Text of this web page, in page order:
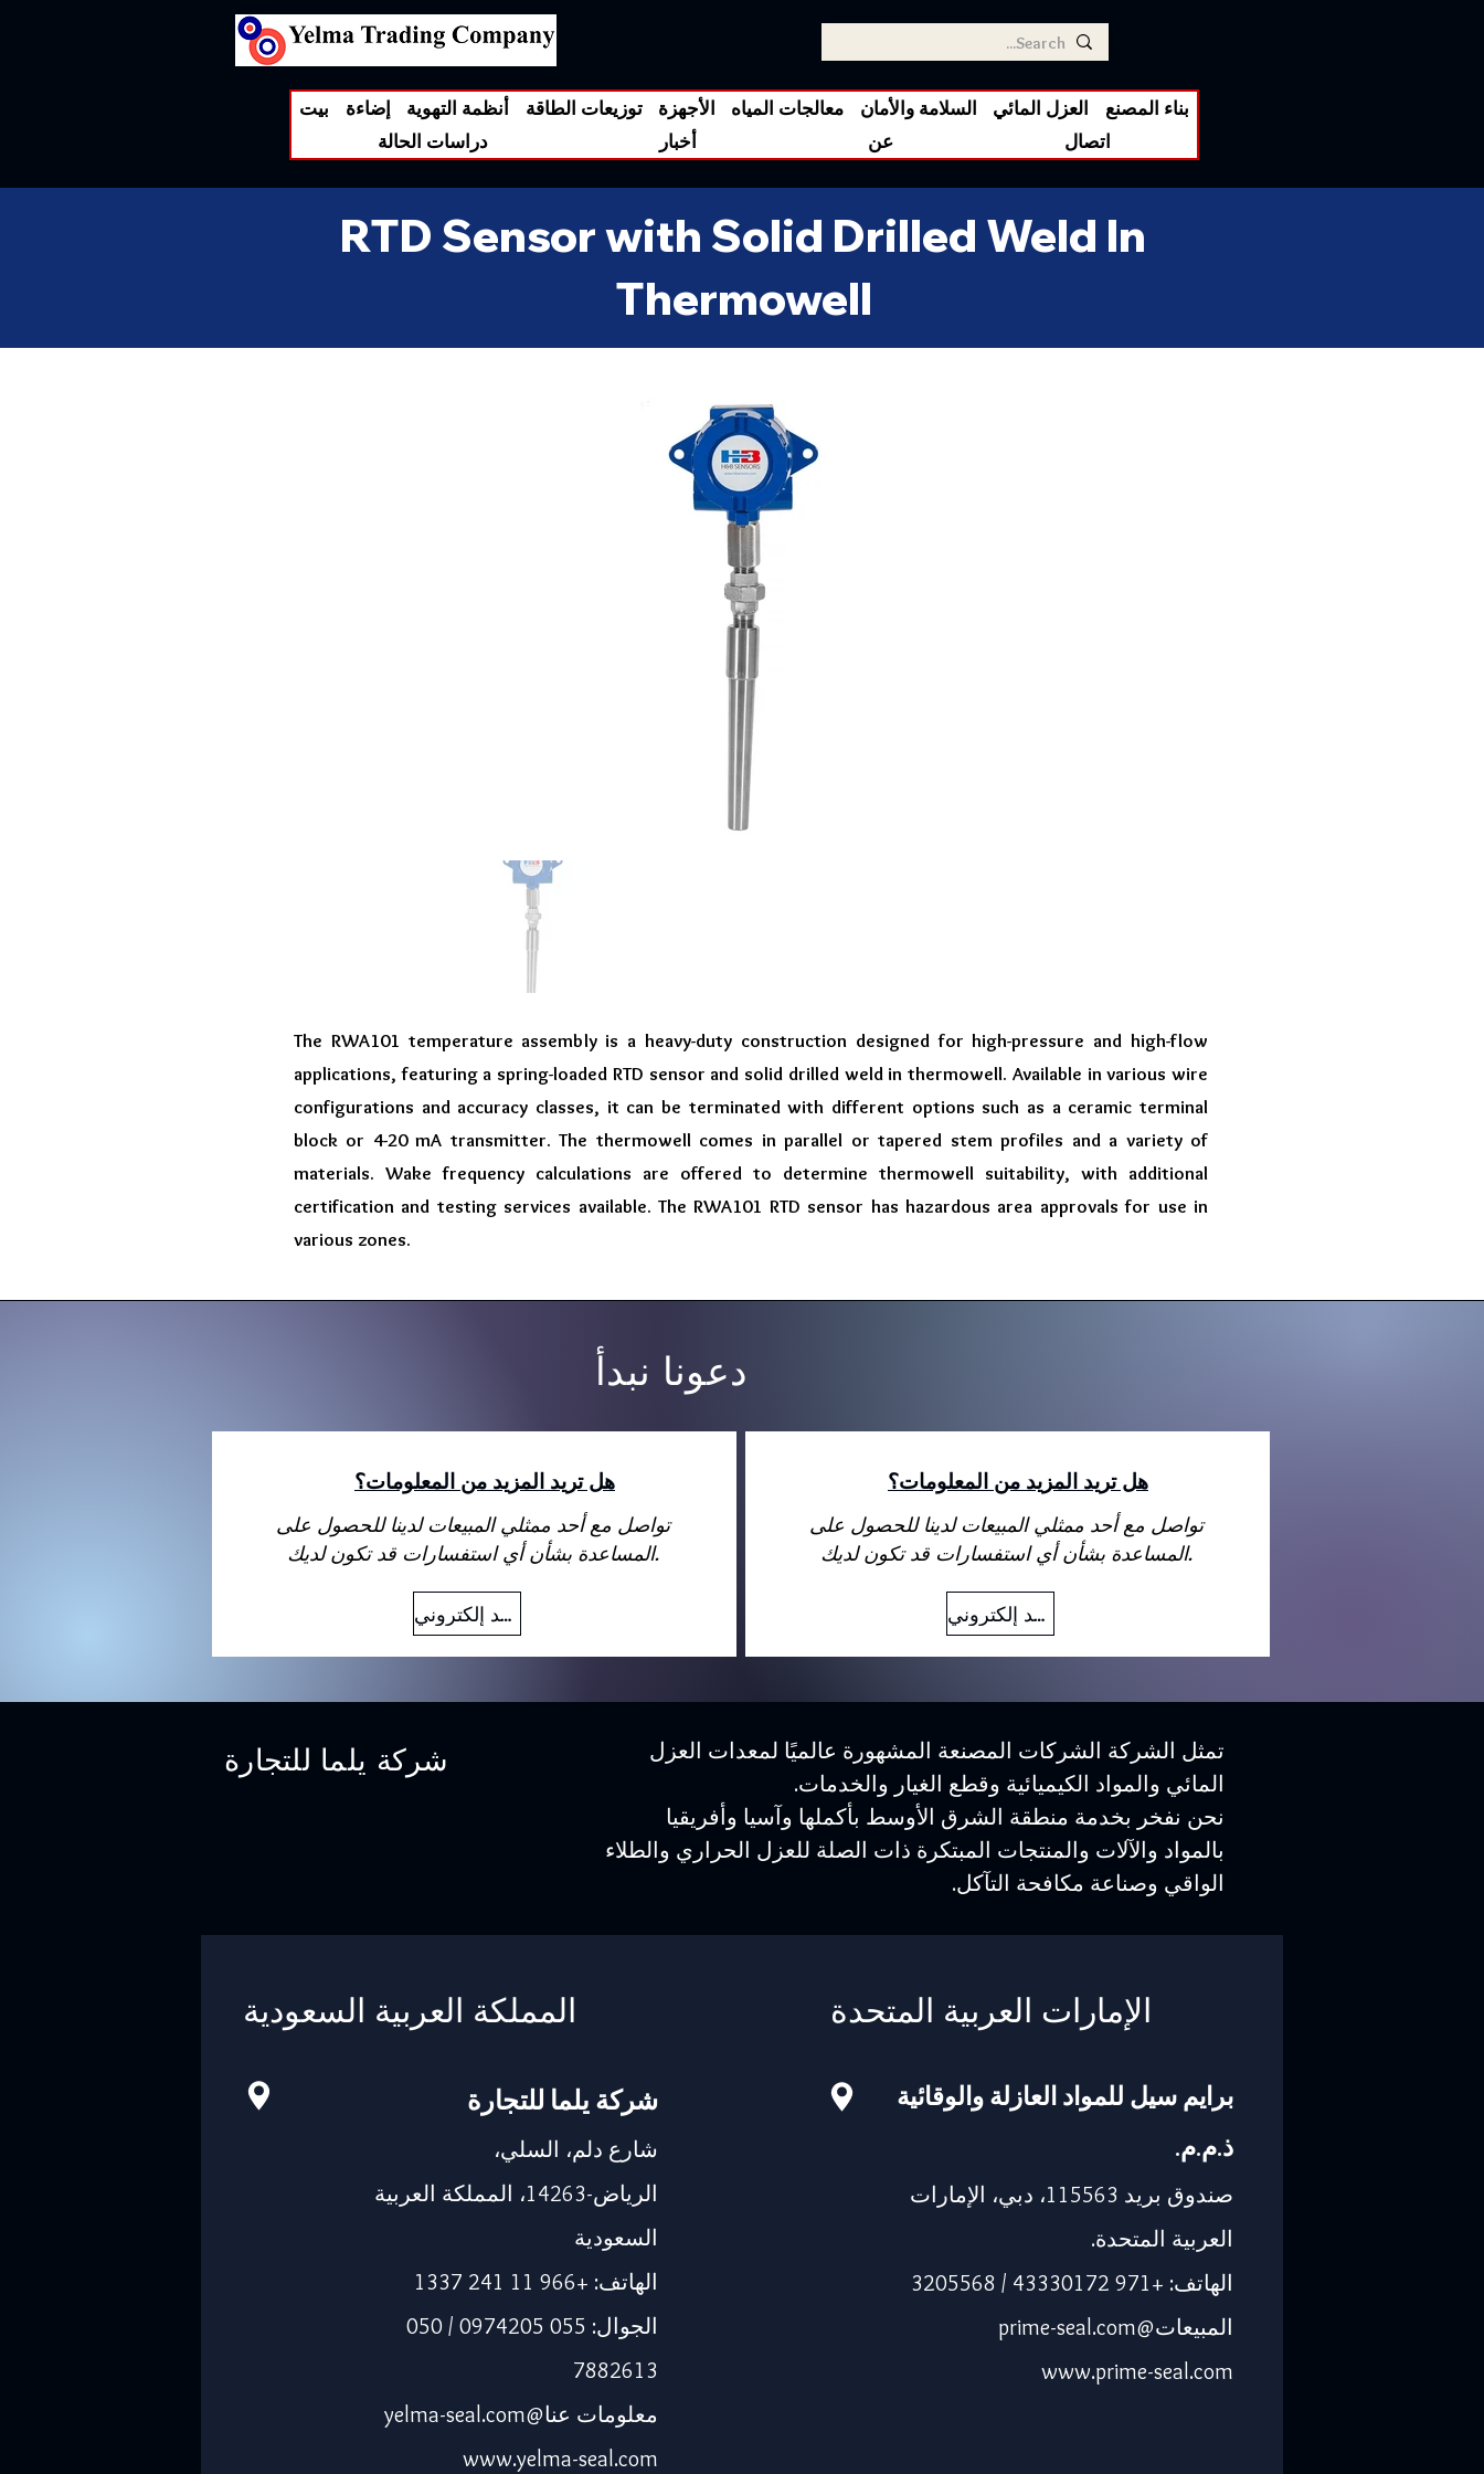
بيت إضاءة أنظمة التهوية توزيعات الطاقة الأجهزة معالجات المياه السلامة والأمان العزل المائي
بناء المصنع
دراسات الحالة
أخبار عن اتصال
RTD Sensor with Solid Drilled Weld In
Thermowell
The RWA101 temperature assembly is a heavy-duty construction designed for high-pressure and high-flow
applications, featuring a spring-loaded RTD sensor and solid drilled weld in thermowell. Available in various wire
configurations and accuracy classes, it can be terminated with different options such as a ceramic terminal
block or 4-20 mA transmitter. The thermowell comes in parallel or tapered stem profiles and a variety of
materials. Wake frequency calculations are offered to determine thermowell suitability, with additional
certification and testing services available. The RWA101 RTD sensor has hazardous area approvals for use in
various zones.
دعونا نبدأ
هل تريد المزيد من المعلومات؟
تواصل مع أحد ممثلي المبيعات لدينا للحصول على
المساعدة بشأن أي استفسارات قد تكون لديك.
بريد إلكتروني
هل تريد المزيد من المعلومات؟
تواصل مع أحد ممثلي المبيعات لدينا للحصول على
المساعدة بشأن أي استفسارات قد تكون لديك.
بريد إلكتروني
شركة يلما للتجارة
تمثل الشركة الشركات المصنعة المشهورة عالميًا لمعدات العزل
المائي والمواد الكيميائية وقطع الغيار والخدمات.
نحن نفخر بخدمة منطقة الشرق الأوسط بأكملها وآسيا وأفريقيا
بالمواد والآلات والمنتجات المبتكرة ذات الصلة للعزل الحراري والطلاء
الواقي وصناعة مكافحة التآكل.
المملكة العربية السعودية
شركة يلما للتجارة
شارع دلم، السلي،
الرياض-14263، المملكة العربية
السعودية
الهاتف: +966 11 241 1337
الجوال: 055 0974205 / 050
7882613
معلومات عنا@yelma-seal.com
www.yelma-seal.com
الإمارات العربية المتحدة
برايم سيل للمواد العازلة والوقائية
ذ.م.م.
صندوق بريد 115563، دبي، الإمارات
العربية المتحدة.
الهاتف: +971 43330172 / 3205568
المبيعات@prime-seal.com
www.prime-seal.com